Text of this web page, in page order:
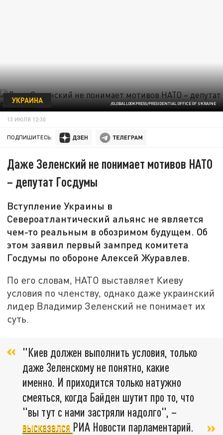
/GLOBALLOOKPRESS/PRESIDENTIAL OFFICE OF UKRAINE
УКРАИНА
13 ИЮЛЯ 12:30
ПОДПИШИТЕСЬ:
Даже Зеленский не понимает мотивов НАТО
– депутат Госдумы
Вступление Украины в
Североатлантический альянс не является
чем-то реальным в обозримом будущем. Об
этом заявил первый зампред комитета
Госдумы по обороне Алексей Журавлев.
По его словам, НАТО выставляет Киеву
условия по членству, однако даже украинский
лидер Владимир Зеленский не понимает их
суть.
"Киев должен выполнить условия, только
даже Зеленскому не понятно, какие
именно. И приходится только натужно
смеяться, когда Байден шутит про то, что
"вы тут с нами застряли надолго", –
высказался РИА Новости парламентарий.